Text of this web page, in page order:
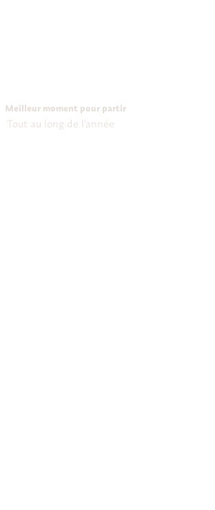
Meilleur moment pour partir
Tout au long de l'année